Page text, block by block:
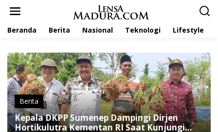
Beranda Berita Nasional Teknologi Lifestyle
Berita
Kepala DKPP Sumenep Dampingi Dirjen
Hortikulutra Kementan RI Saat Kunjungi